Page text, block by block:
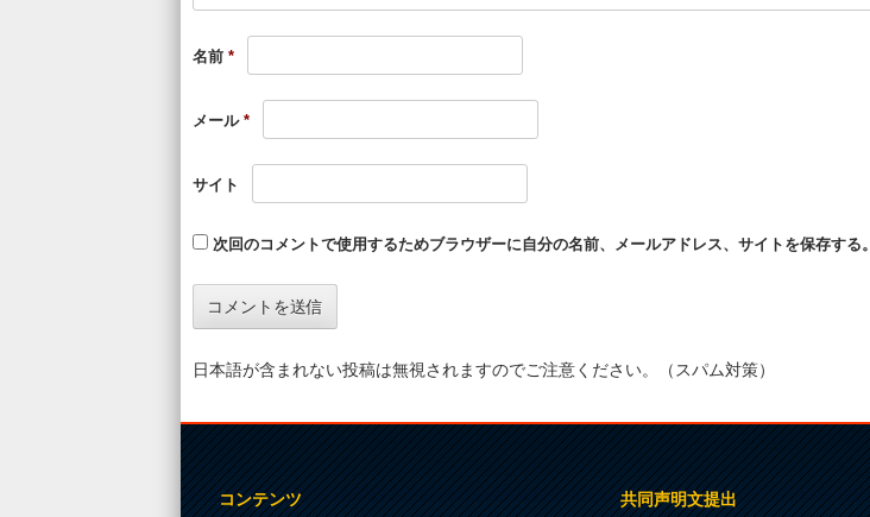
名前 *
メール *
サイト
次回のコメントで使用するためブラウザーに自分の名前、メールアドレス、サイトを保存する。
日本語が含まれない投稿は無視されますのでご注意ください。（スパム対策）
コンテンツ 共同声明文提出